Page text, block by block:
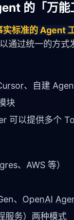
的「万能
标准的 Agent 工
通过统一的方式
、自建
块
可以提供多个
、AWS 等）
、 OpenAI
服务）两种模式